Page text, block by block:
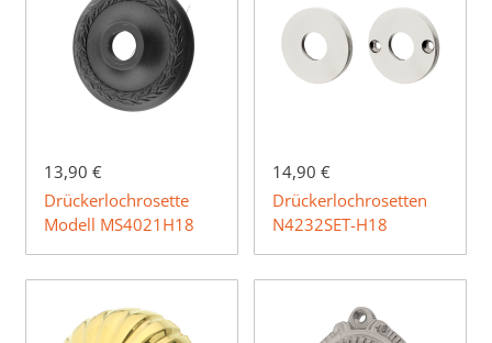
13,90 €
Drückerlochrosette
Modell MS4021H18
14,90 €
Drückerlochrosetten
N4232SET-H18